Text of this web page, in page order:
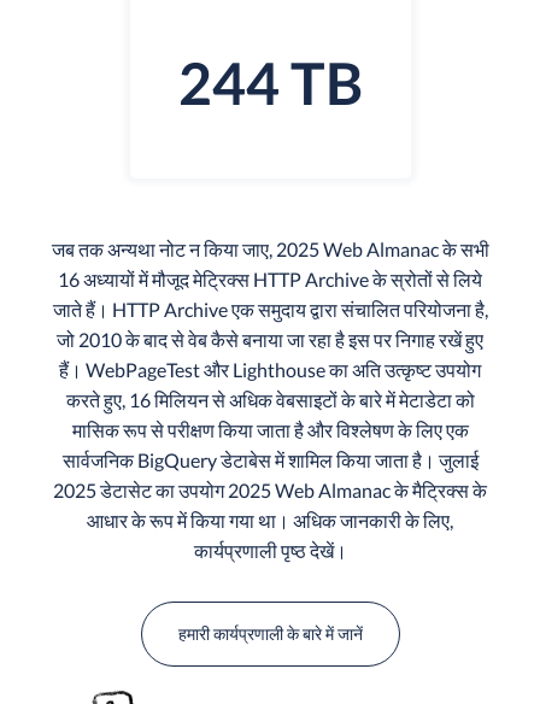
244 TB
जब तक अन्यथा नोट न किया जाए, 2025 Web Almanac के सभी
16 अध्यायों में मौजूद मेट्रिक्स HTTP Archive के स्रोतों से लिये
जाते हैं। HTTP Archive एक समुदाय द्वारा संचालित परियोजना है,
जो 2010 के बाद से वेब कैसे बनाया जा रहा है इस पर निगाह रखें हुए
हैं। WebPageTest और Lighthouse का अति उत्कृष्ट उपयोग
करते हुए, 16 मिलियन से अधिक वेबसाइटों के बारे में मेटाडेटा को
मासिक रूप से परीक्षण किया जाता है और विश्लेषण के लिए एक
सार्वजनिक BigQuery डेटाबेस में शामिल किया जाता है। जुलाई
2025 डेटासेट का उपयोग 2025 Web Almanac के मैट्रिक्स के
आधार के रूप में किया गया था। अधिक जानकारी के लिए,
कार्यप्रणाली पृष्ठ देखें।
हमारी कार्यप्रणाली के बारे में जानें